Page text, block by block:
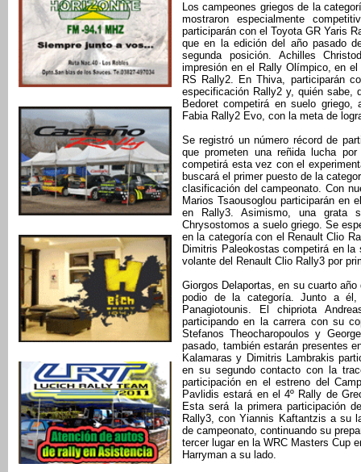
Los campeones griegos de la
mostraron especialmente
participarán con el Toyota GR Yaris
que en la edición del año pasado
segunda posición. Achilles
impresión en el Rally Olímpico, en
RS Rally2. En Thiva, participarán
especificación Rally2 y, quién sabe,
Bedoret competirá en suelo
Fabia Rally2 Evo, con la meta de
Se registró un número récord de
que prometen una reñida lucha
competirá esta vez con el
buscará el primer puesto de la
clasificación del campeonato. Con
Marios Tsaousoglou participarán en
en Rally3. Asimismo, una grata
Chrysostomos a suelo griego. Se
en la categoría con el Renault Clio
Dimitris Paleokostas competirá en
volante del Renault Clio Rally3 por
Giorgos Delaportas, en su cuarto
podio de la categoría. Junto a
Panagiotounis. El chipriota
participando en la carrera con su
Stefanos Theocharopoulos y
pasado, también estarán presentes
Kalamaras y Dimitris Lambrakis
en su segundo contacto con la
participación en el estreno del
Pavlidis estará en el 4º Rally de
Esta será la primera participación
Rally3, con Yiannis Kaftantzis a su
de campeonato, continuando su
tercer lugar en la WRC Masters Cup
Harryman a su lado.